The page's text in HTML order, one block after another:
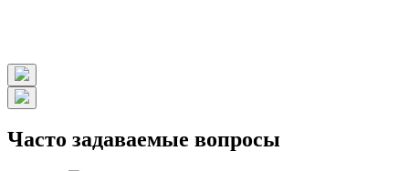
Часто задаваемые вопросы